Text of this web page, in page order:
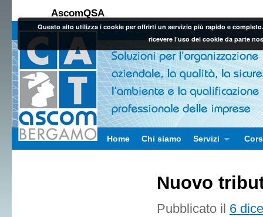
AscomQSA
Vai al contenuto principale
Vai al contenuto secondario
Home Chi siamo Servizi
Nuovo
Pubblicato il 6
Questo sito utilizza i cookie per offrirti un servizio più rapido e
ricevere l’uso dei cookie da parte